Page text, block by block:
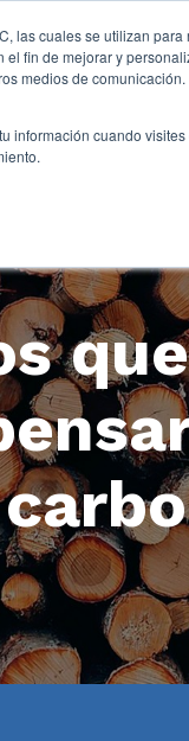
las cuales se utilizan
fin de mejorar y
medios de
información cuando